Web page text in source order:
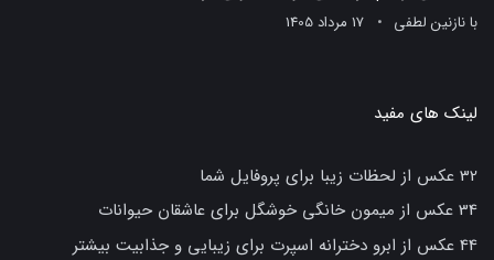
بانازنین لطفی 17 مرداد 1405
لینک های مفید
32 عکس از لحظات زیبا برای پروفایل شما
34 عکس از میمون خانگی خوشگل برای عاشقان حیوانات
44 عکس از ابرو دخترانه اسپرت برای زیبایی و جذابیت بیشتر